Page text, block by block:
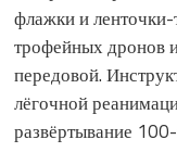
флажки и ленточки-
трофейных дронов
передовой.
лёгочной
развёртывание